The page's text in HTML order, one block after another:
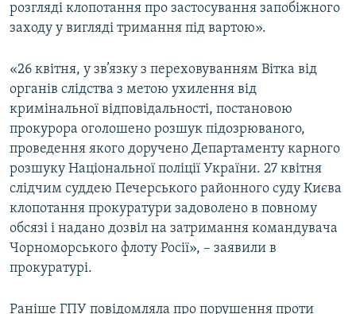
розгляді клопотання про застосування запобіжного
заходу у вигляді тримання під вартою».
«26 квітня, у зв’язку з переховуванням Вітка від
органів слідства з метою ухилення від
кримінальної відповідальності, постановою
прокурора оголошено розшук підозрюваного,
проведення якого доручено Департаменту карного
розшуку Національної поліції України. 27 квітня
слідчим суддею Печерського районного суду Києва
клопотання прокуратури задоволено в повному
обсязі і надано дозвіл на затримання командувача
Чорноморського флоту Росії», – заявили в
прокуратурі.
Раніше ГПУ повідомляла про порушення проти